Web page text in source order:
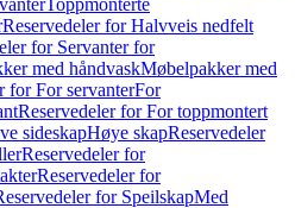
Toppmonterte
Reservedeler for Halvveis nedfelt
for Servanter for
med håndvaskMøbelpakker med
for For servanterFor
Reservedeler for For toppmontert
sideskapHøye skapReservedeler
Reservedeler for
Reservedeler for
for SpeilskapMed